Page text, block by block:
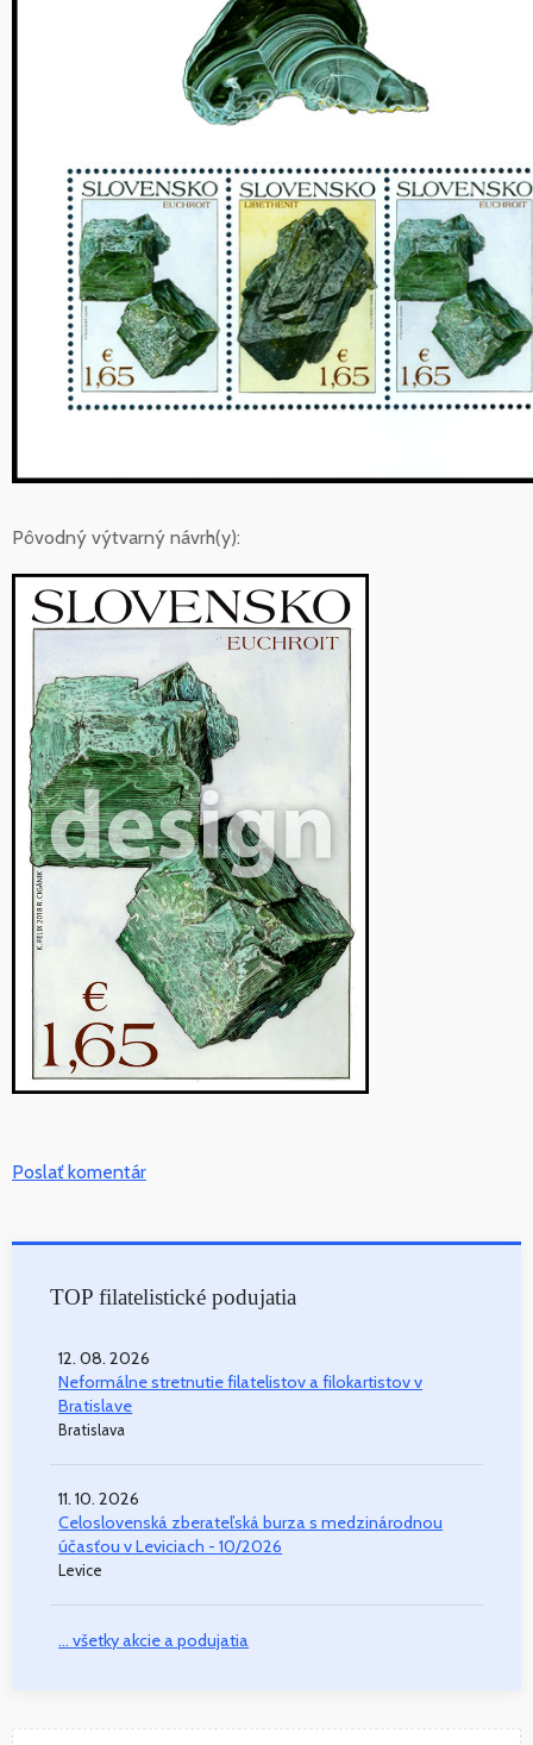
Pôvodný výtvarný návrh(y):
Poslať komentár
TOP filatelistické podujatia
12. 08. 2026
Neformálne stretnutie filatelistov a filokartistov v
Bratislave
Bratislava
11. 10. 2026
Celoslovenská zberateľská burza s medzinárodnou
účasťou v Leviciach - 10/2026
Levice
... všetky akcie a podujatia